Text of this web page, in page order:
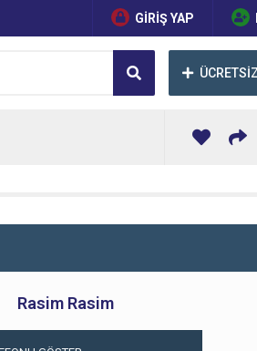
GİRİŞ YAP
Rasim Rasim